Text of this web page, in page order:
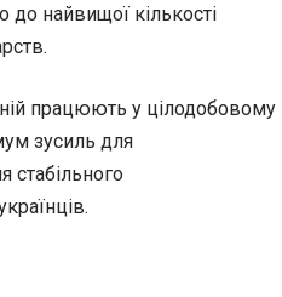
до найвищої кількості
працюють у цілодобовому
зусиль для